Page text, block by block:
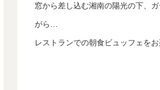
窓から差し込む湘南の陽光の下、
がら…
レストランでの朝食ビュッフェをお